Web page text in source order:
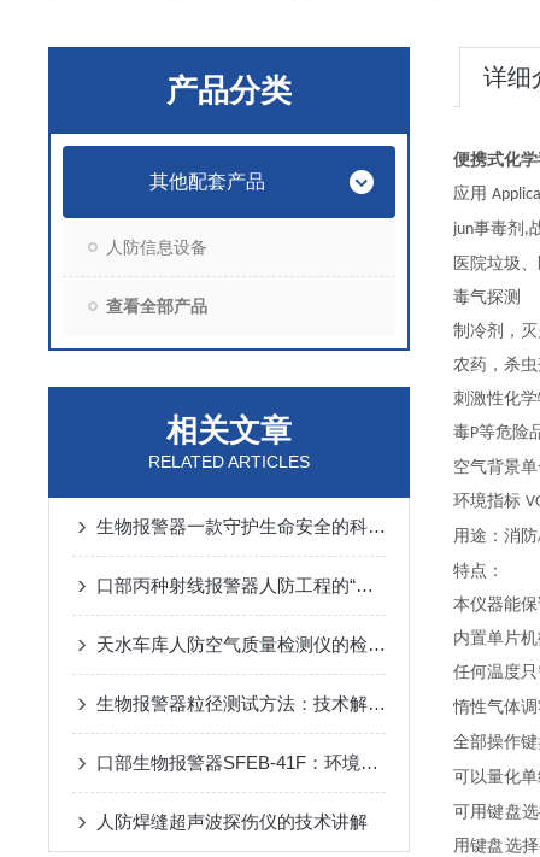
产品分类
其他配套产品
人防信息设备
查看全部产品
相关文章
RELATED ARTICLES
生物报警器一款守护生命安全的科技哨兵
口部丙种射线报警器人防工程的“核生化”哨兵
天水车库人防空气质量检测仪的检测方法
生物报警器粒径测试方法：技术解析与应用要点
口部生物报警器SFEB-41F：环境生物因素变化的守护者
人防焊缝超声波探伤仪的技术讲解
详细
便携式化
应用
jun事毒剂 ,
医院垃圾
毒气探测
制冷剂，
农药，杀
刺激性化
毒P等危险
空气背景
环境指标
用途：消防
特点：
本仪器能
内置单片
任何温度
惰性气体
全部操作
可以量化
可用键盘
用键盘选